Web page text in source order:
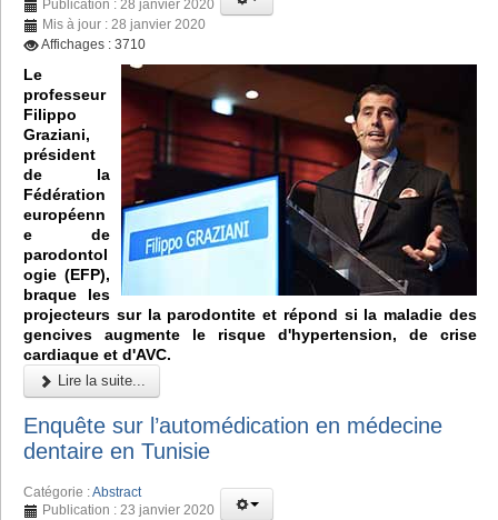
Publication : 28 janvier 2020
Mis à jour : 28 janvier 2020
Affichages : 3710
Le
professeur
Filippo
Graziani,
président
de la
Fédération
européenn
e de
parodontol
ogie (EFP),
braque les
projecteurs sur la parodontite et répond si la maladie des
gencives augmente le risque d'hypertension, de crise
cardiaque et d'AVC.
Lire la suite...
Enquête sur l’automédication en médecine
dentaire en Tunisie
Catégorie :Abstract
Publication : 23 janvier 2020